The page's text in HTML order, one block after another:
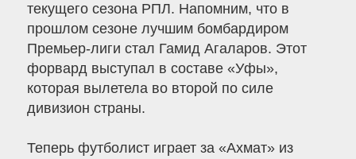
текущего сезона РПЛ. Напомним, что в
прошлом сезоне лучшим бомбардиром
Премьер-лиги стал Гамид Агаларов. Этот
форвард выступал в составе «Уфы»,
которая вылетела во второй по силе
дивизион страны.
Теперь футболист играет за «Ахмат» из